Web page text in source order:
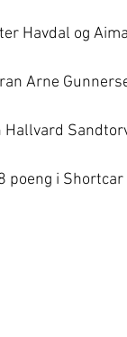
Havdal og
Arne
poeng i